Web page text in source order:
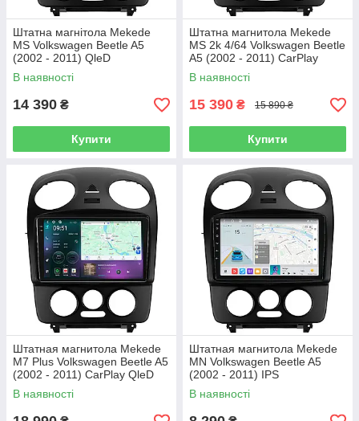
Штатна магнітола Mekede
MS Volkswagen Beetle A5
(2002 - 2011) QleD
В наявності
14 390 ₴
Купити
Штатна магнитола Mekede
MS 2k 4/64 Volkswagen Beetle
A5 (2002 - 2011) CarPlay
QleD
В наявності
15 390 ₴ 15 890 ₴
Купити
Штатная магнитола Mekede
M7 Plus Volkswagen Beetle A5
(2002 - 2011) CarPlay QleD
В наявності
Штатная магнитола Mekede
MN Volkswagen Beetle A5
(2002 - 2011) IPS
В наявності